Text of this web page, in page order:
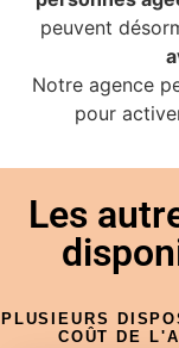
peuvent
Notre agence
pour
Les
PLUSIEURS
COÛT DE